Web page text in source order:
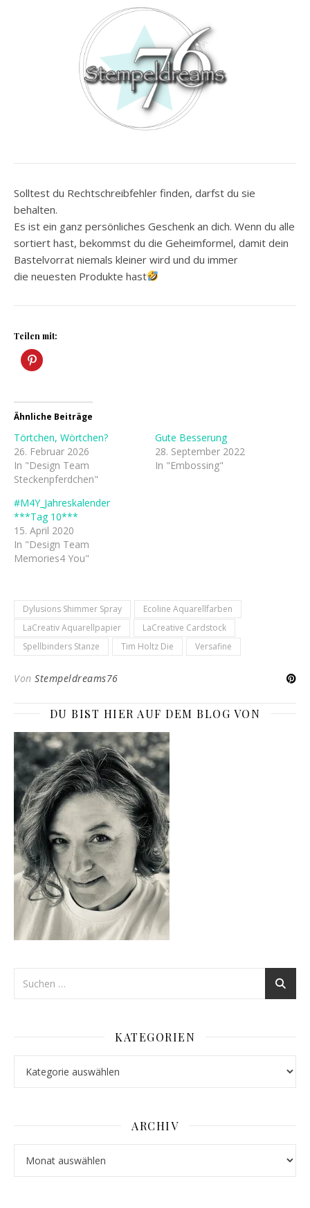
Solltest du Rechtschreibfehler finden, darfst du sie
behalten.
Es ist ein ganz persönliches Geschenk an dich. Wenn du alle
sortiert hast, bekommst du die Geheimformel, damit dein
Bastelvorrat niemals kleiner wird und du immer
die neuesten Produkte hast
Teilen mit:
Ähnliche Beiträge
Törtchen, Wörtchen?
26. Februar 2026
In "Design Team
Steckenpferdchen"
Gute Besserung
28. September 2022
In "Embossing"
#M4Y_Jahreskalender
***Tag 10***
15. April 2020
In "Design Team
Memories4 You"
Dylusions Shimmer Spray
Ecoline Aquarellfarben
LaCreativ Aquarellpapier
LaCreative Cardstock
Spellbinders Stanze
Tim Holtz Die Versafine
Von Stempeldreams76
DU BIST HIER AUF DEM BLOG VON
KATEGORIEN
ARCHIV